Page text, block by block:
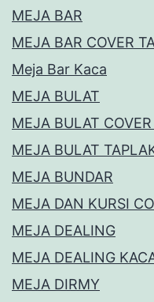
MEJA BAR
MEJA BAR COVER
Meja Bar Kaca
MEJA BULAT
MEJA BULAT
MEJA BULAT
MEJA BUNDAR
MEJA DAN KURSI
MEJA DEALING
MEJA DEALING
MEJA DIRMY